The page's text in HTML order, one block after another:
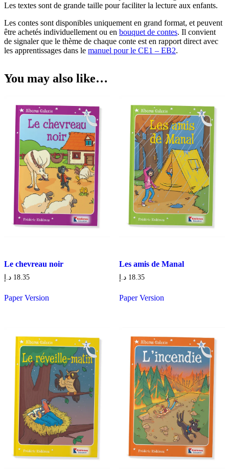
Les textes sont de grande taille pour faciliter la lecture aux enfants.
Les contes sont disponibles uniquement en grand format, et peuvent
être achetés individuellement ou en bouquet de contes. Il convient
de signaler que le thème de chaque conte est en rapport direct avec
les apprentissages dans le manuel pour le CE1 – EB2.
You may also like…
Le chevreau noir
18.35 د.إ
Paper Version
Les amis de Manal
18.35 د.إ
Paper Version